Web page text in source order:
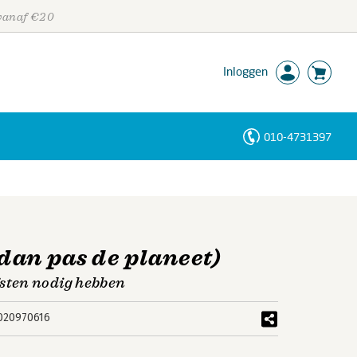
€20
Inloggen
010-4731397
pas de planeet)
nodig hebben
Personen